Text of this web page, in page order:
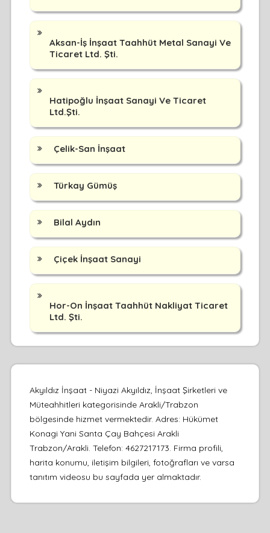
Aksan-İş İnşaat Taahhüt Metal Sanayi Ve
Ticaret Ltd. Şti.
Hatipoğlu İnşaat Sanayi Ve Ticaret
Ltd.Şti.
Çelik-San İnşaat
Türkay Gümüş
Bilal Aydın
Çiçek İnşaat Sanayi
Hor-On İnşaat Taahhüt Nakliyat Ticaret
Ltd. Şti.
Akyıldız İnşaat - Niyazi Akyıldız, İnşaat Şirketleri ve
Müteahhitleri kategorisinde Arakli/Trabzon
bölgesinde hizmet vermektedir. Adres: Hükümet
Konagi Yani Santa Çay Bahçesi Arakli
Trabzon/Arakli. Telefon: 4627217173. Firma profili,
harita konumu, iletişim bilgileri, fotoğrafları ve varsa
tanıtım videosu bu sayfada yer almaktadır.